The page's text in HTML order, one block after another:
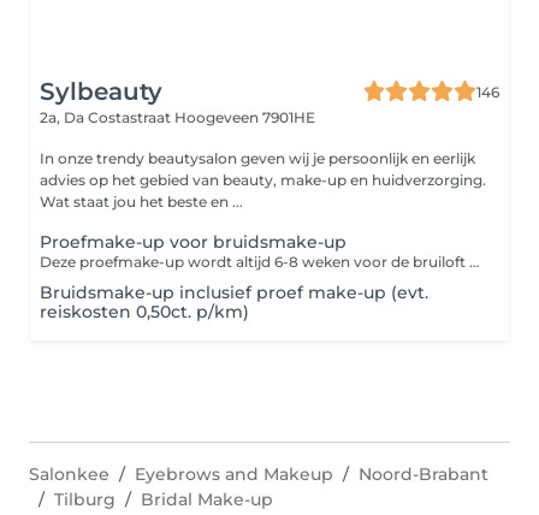
Sylbeauty
146
2a, Da Costastraat Hoogeveen 7901HE
In onze trendy beautysalon geven wij je persoonlijk en eerlijk
advies op het gebied van beauty, make-up en huidverzorging.
Wat staat jou het beste en ...
Proefmake-up voor bruidsmake-up
Deze proefmake-up wordt altijd 6-8 weken voor de bruiloft geboekt. Indien u direct na de proefmake-up een afspraak boekt, worden deze kosten in mindering gebracht bij de Bruidsmake-up.
Bruidsmake-up inclusief proef make-up (evt.
reiskosten 0,50ct. p/km)
Salonkee Eyebrows and Makeup
Noord-Brabant
Tilburg
Bridal Make-up